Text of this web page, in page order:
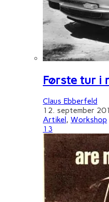
Første tur i
Claus Ebberfeld
12. september
Artikel , Workshop
13